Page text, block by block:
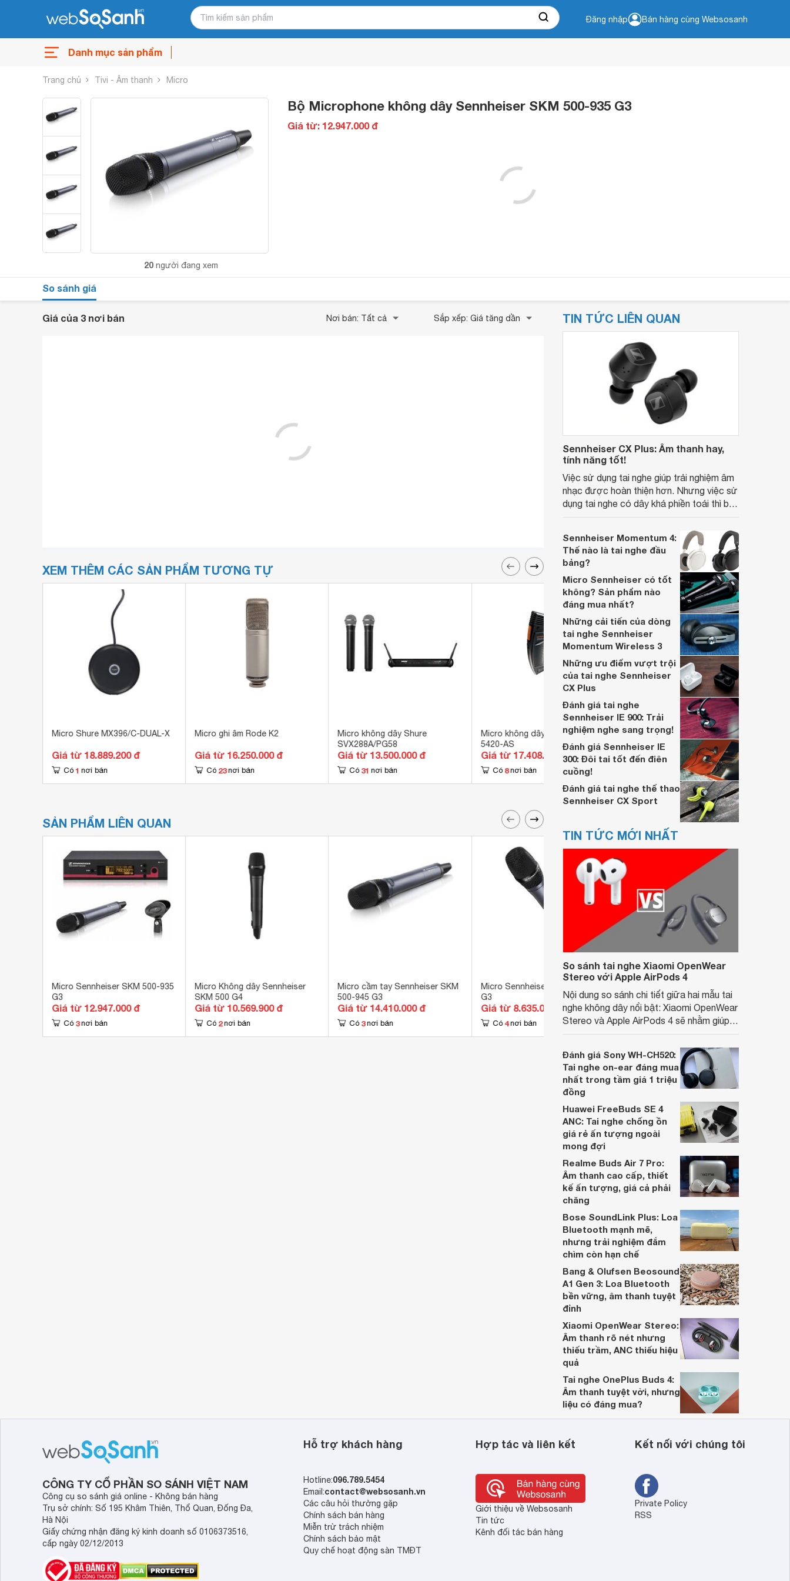
Đăng nhập Bán hàng cùng Websosanh
Danh mục sản phẩm
Trang chủ Tivi - Âm thanh Micro
20 người đang xem
Bộ Microphone không dây Sennheiser SKM 500-935 G3
Giá từ: 12.947.000 đ
So sánh giá
Giá của 3 nơi bán Nơi bán: Tất cả Sắp xếp: Giá tăng dần
XEM THÊM CÁC SẢN PHẨM TƯƠNG TỰ
Micro Shure MX396/C-DUAL-X
Giá từ 18.889.200 đ
Có 1 nơi bán
Micro ghi âm Rode K2
Giá từ 16.250.000 đ
Có 23 nơi bán
Micro không dây Shure
SVX288A/PG58
Giá từ 13.500.000 đ
Có 31 nơi bán
Micro không dây TOA WM-
5420-AS
Giá từ 17.408.600 đ
Có 8 nơi bán
Micro Shure BLX14RA/SM31
Giá từ 14.490.000 đ
SẢN PHẨM LIÊN QUAN
Micro Sennheiser SKM 500-935
G3
Giá từ 12.947.000 đ
Có 3 nơi bán
Micro Không dây Sennheiser
SKM 500 G4
Giá từ 10.569.900 đ
Có 2 nơi bán
Micro cầm tay Sennheiser SKM
500-945 G3
Giá từ 14.410.000 đ
Có 3 nơi bán
Micro Sennheiser SKM 100-835
G3
Giá từ 8.635.000 đ
Có 4 nơi bán
SKM-9000
Giá từ 970.000 đ
Có 12 nơi bán
TIN TỨC LIÊN QUAN
Sennheiser CX Plus: Âm thanh hay,
tính năng tốt!
Việc sử dụng tai nghe giúp trải nghiệm âm
nhạc được hoàn thiện hơn. Nhưng việc sử
dụng tai nghe có dây khá phiền toái thì bạn
Sennheiser Momentum 4:
Thế nào là tai nghe đầu
bảng?
Micro Sennheiser có tốt
không? Sản phẩm nào
đáng mua nhất?
Những cải tiến của dòng
tai nghe Sennheiser
Momentum Wireless 3
Những ưu điểm vượt trội
của tai nghe Sennheiser
CX Plus
Đánh giá tai nghe
Sennheiser IE 900: Trải
nghiệm nghe sang trọng!
Đánh giá Sennheiser IE
300: Đôi tai tốt đến điên
cuồng!
Đánh giá tai nghe thể thao
Sennheiser CX Sport
TIN TỨC MỚI NHẤT
So sánh tai nghe Xiaomi OpenWear
Stereo với Apple AirPods 4
Nội dung so sánh chi tiết giữa hai mẫu tai
nghe không dây nổi bật: Xiaomi OpenWear
Stereo và Apple AirPods 4 sẽ nhằm giúp
dựa trên nhu cầu và sở thích cá nhân. Cả
hai đều là sản phẩm chất lượng cao,
nhưng hướng tới đối tượng khách hàng
khác nhau.
Đánh giá Sony WH-CH520:
Tai nghe on-ear đáng mua
nhất trong tầm giá 1 triệu
đồng
Huawei FreeBuds SE 4
ANC: Tai nghe chống ồn
giá rẻ ấn tượng ngoài
mong đợi
Realme Buds Air 7 Pro:
Âm thanh cao cấp, thiết
kế ấn tượng, giá cả phải
chăng
Bose SoundLink Plus: Loa
Bluetooth mạnh mẽ,
nhưng trải nghiệm đắm
chìm còn hạn chế
Bang & Olufsen Beosound
A1 Gen 3: Loa Bluetooth
bền vững, âm thanh tuyệt
đỉnh
Xiaomi OpenWear Stereo:
Âm thanh rõ nét nhưng
thiếu trầm, ANC thiếu hiệu
quả
Tai nghe OnePlus Buds 4:
Âm thanh tuyệt vời, nhưng
liệu có đáng mua?
CÔNG TY CỔ PHẦN SO SÁNH VIỆT NAM
Công cụ so sánh giá online - Không bán hàng
Trụ sở chính: Số 195 Khâm Thiên, Thổ Quan, Đống Đa,
Hà Nội
Giấy chứng nhận đăng ký kinh doanh số 0106373516,
cấp ngày 02/12/2013
Hỗ trợ khách hàng
Hotline:096.789.5454
Email:contact@websosanh.vn
Các câu hỏi thường gặp
Chính sách bán hàng
Miễn trừ trách nhiệm
Chính sách bảo mật
Quy chế hoạt động sàn TMĐT
Hợp tác và liên kết
Giới thiệu về Websosanh
Tin tức
Kênh đối tác bán hàng
Kết nối với chúng tôi
Private Policy
RSS